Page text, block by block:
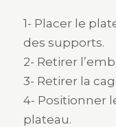
1- Placer le
des supports.
2- Retirer
3- Retirer la
4- Positionner
plateau.